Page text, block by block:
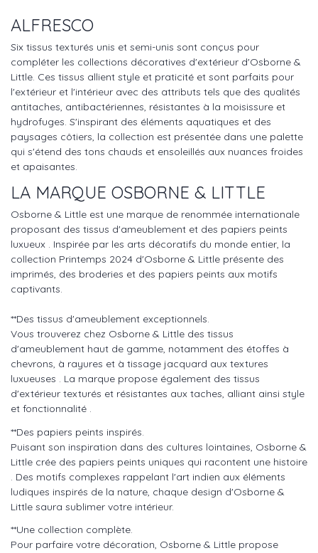
ALFRESCO
Six tissus texturés unis et semi-unis sont conçus pour
compléter les collections décoratives d'extérieur d'Osborne &
Little. Ces tissus allient style et praticité et sont parfaits pour
l'extérieur et l'intérieur avec des attributs tels que des qualités
antitaches, antibactériennes, résistantes à la moisissure et
hydrofuges. S'inspirant des éléments aquatiques et des
paysages côtiers, la collection est présentée dans une palette
qui s'étend des tons chauds et ensoleillés aux nuances froides
et apaisantes.
LA MARQUE OSBORNE & LITTLE
Osborne & Little est une marque de renommée internationale
proposant des tissus d'ameublement et des papiers peints
luxueux . Inspirée par les arts décoratifs du monde entier, la
collection Printemps 2024 d'Osborne & Little présente des
imprimés, des broderies et des papiers peints aux motifs
captivants.
**Des tissus d'ameublement exceptionnels.
Vous trouverez chez Osborne & Little des tissus
d'ameublement haut de gamme, notamment des étoffes à
chevrons, à rayures et à tissage jacquard aux textures
luxueuses . La marque propose également des tissus
d'extérieur texturés et résistantes aux taches, alliant ainsi style
et fonctionnalité .
**Des papiers peints inspirés.
Puisant son inspiration dans des cultures lointaines, Osborne &
Little crée des papiers peints uniques qui racontent une histoire
. Des motifs complexes rappelant l'art indien aux éléments
ludiques inspirés de la nature, chaque design d'Osborne &
Little saura sublimer votre intérieur.
**Une collection complète.
Pour parfaire votre décoration, Osborne & Little propose